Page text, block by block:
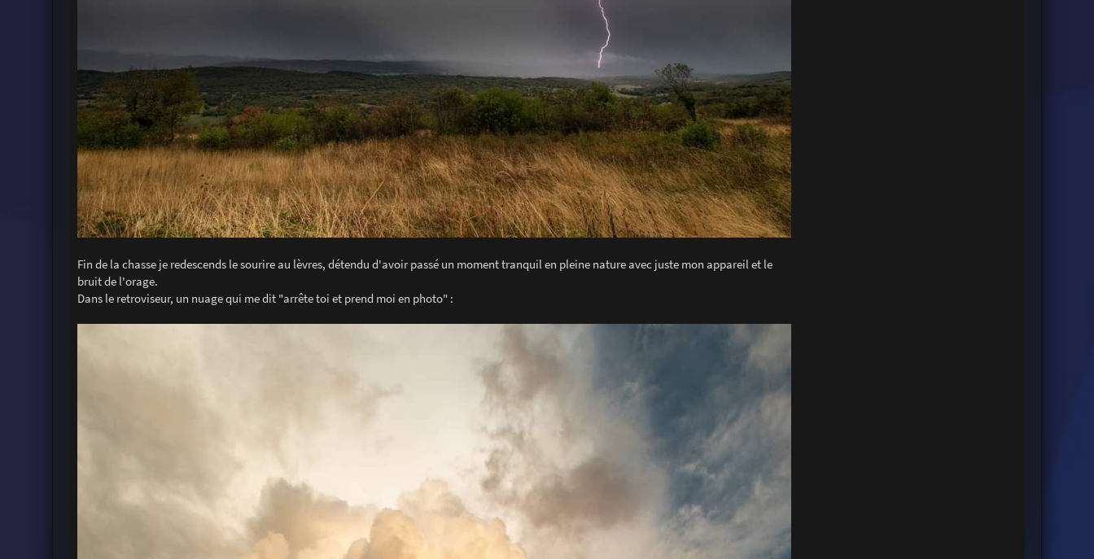
Fin de la chasse je redescends le sourire au lèvres, détendu d'avoir passé un moment tranquil en pleine nature avec juste mon appareil et le
bruit de l'orage.
Dans le retroviseur, un nuage qui me dit "arrête toi et prend moi en photo" :